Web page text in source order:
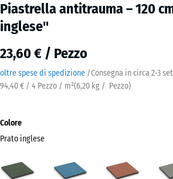
Piastrella antitrauma – 120
inglese"
23,60 € / Pezzo
oltre spese di spedizione /Consegna in circa 2-3
94,40 € / 4 Pezzo / m²(6,20 kg / Pezzo)
Colore
Prato inglese
inglese